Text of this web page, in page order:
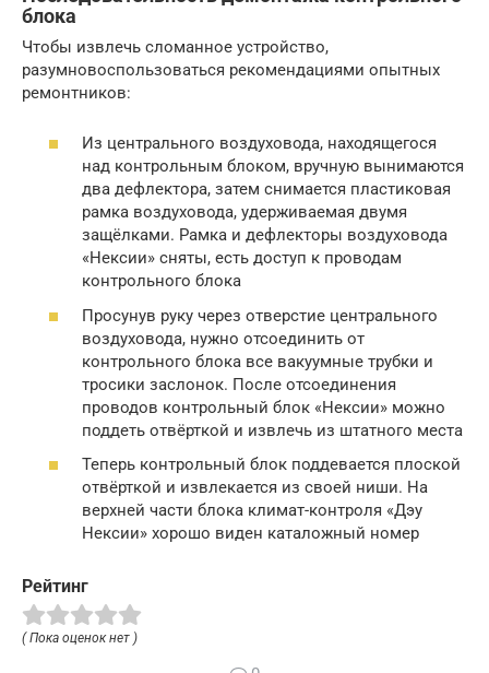
блока
Чтобы извлечь сломанное устройство,
разумновоспользоваться рекомендациями опытных
ремонтников:
Из центрального воздуховода, находящегося
над контрольным блоком, вручную вынимаются
два дефлектора, затем снимается пластиковая
рамка воздуховода, удерживаемая двумя
защёлками. Рамка и дефлекторы воздуховода
«Нексии» сняты, есть доступ к проводам
контрольного блока
Просунув руку через отверстие центрального
воздуховода, нужно отсоединить от
контрольного блока все вакуумные трубки и
тросики заслонок. После отсоединения
проводов контрольный блок «Нексии» можно
поддеть отвёрткой и извлечь из штатного места
Теперь контрольный блок поддевается плоской
отвёрткой и извлекается из своей ниши. На
верхней части блока климат-контроля «Дэу
Нексии» хорошо виден каталожный номер
Рейтинг
( Пока оценок нет )